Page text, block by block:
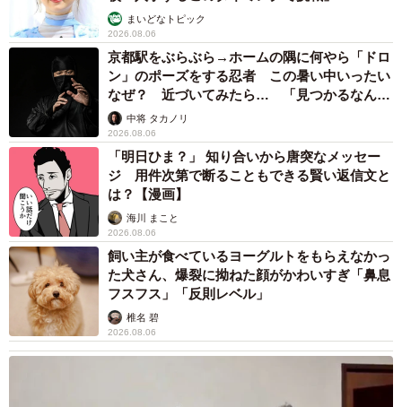
まいどなトピック
2026.08.06
京都駅をぶらぶら→ホームの隅に何やら「ドロ
ン」のポーズをする忍者 この暑い中いったい
なぜ？ 近づいてみたら… 「見つかるなんて
未熟」中将 タカノリ
2026.08.06
「明日ひま？」 知り合いから唐突なメッセー
ジ 用件次第で断ることもできる賢い返信文と
は？【漫画】
海川 まこと
2026.08.06
飼い主が食べているヨーグルトをもらえなかっ
た犬さん、爆裂に拗ねた顔がかわいすぎ「鼻息
フスフス」「反則レベル」
椎名 碧
2026.08.06